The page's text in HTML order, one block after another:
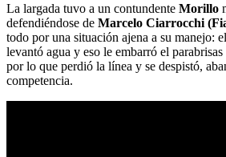
La largada tuvo a un contundente Morillo
defendiéndose de Marcelo Ciarrocchi
todo por una situación ajena a su manejo:
levantó agua y eso le embarró el
por lo que perdió la línea y se despistó,
competencia.